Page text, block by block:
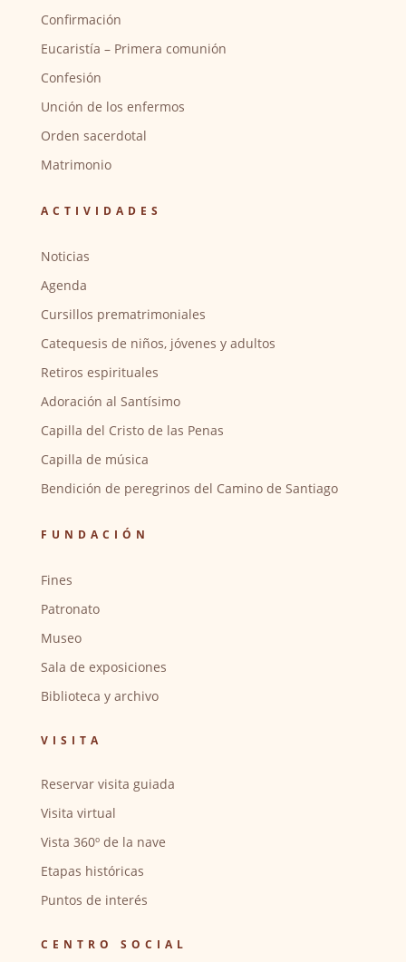
Confirmación
Eucaristía – Primera comunión
Confesión
Unción de los enfermos
Orden sacerdotal
Matrimonio
ACTIVIDADES
Noticias
Agenda
Cursillos prematrimoniales
Catequesis de niños, jóvenes y adultos
Retiros espirituales
Adoración al Santísimo
Capilla del Cristo de las Penas
Capilla de música
Bendición de peregrinos del Camino de Santiago
FUNDACIÓN
Fines
Patronato
Museo
Sala de exposiciones
Biblioteca y archivo
VISITA
Reservar visita guiada
Visita virtual
Vista 360º de la nave
Etapas históricas
Puntos de interés
CENTRO SOCIAL